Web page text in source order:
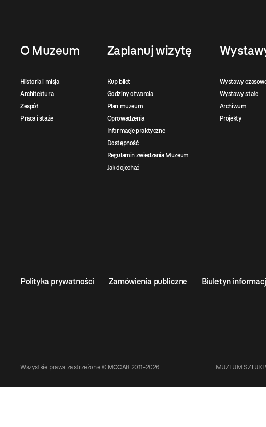
O Muzeum
Historia i misja
Architektura
Zespół
Praca i staże
Zaplanuj wizytę
Kup bilet
Godziny otwarcia
Plan muzeum
Oprowadzenia
Informacje praktyczne
Dostępność
Regulamin zwiedzania Muzeum
Jak dojechać
Wystawy
Wystawy stałe
Archiwum
Projekty
Polityka prywatności Zamówienia publiczne Biuletyn
Wszystkie prawa zastrzeżone © MOCAK 2011-2026 MUZEUM SZTUKI